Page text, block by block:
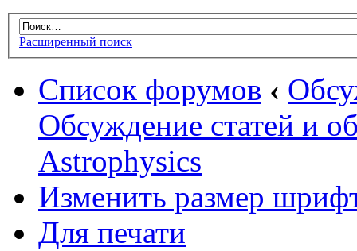
Расширенный поиск
Список форумов ‹
Обсуждение статей и
Astrophysics
Изменить размер
Для печати